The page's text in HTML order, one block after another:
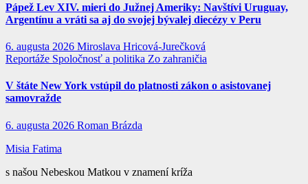
Pápež Lev XIV. mieri do Južnej Ameriky: Navštívi Uruguay,
Argentínu a vráti sa aj do svojej bývalej diecézy v Peru
6. augusta 2026 Miroslava Hricová-Jurečková
Reportáže Spoločnosť a politika Zo zahraničia
V štáte New York vstúpil do platnosti zákon o asistovanej
samovražde
6. augusta 2026 Roman Brázda
Misia Fatima
s našou Nebeskou Matkou v znamení kríža